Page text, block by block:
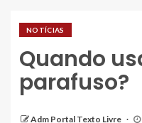
NOTÍCIAS
Quando
parafuso?
Adm Portal Texto Livre